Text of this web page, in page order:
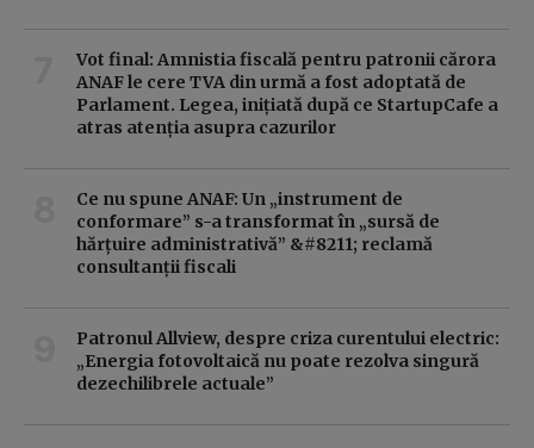
Vot final: Amnistia fiscală pentru patronii cărora
ANAF le cere TVA din urmă a fost adoptată de
Parlament. Legea, inițiată după ce StartupCafe a
atras atenția asupra cazurilor
Ce nu spune ANAF: Un „instrument de
conformare” s-a transformat în „sursă de
hărțuire administrativă” &#8211; reclamă
consultanții fiscali
Patronul Allview, despre criza curentului electric:
„Energia fotovoltaică nu poate rezolva singură
dezechilibrele actuale”